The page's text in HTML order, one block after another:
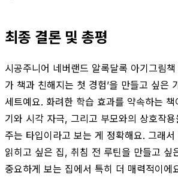
최종 결론 및 총평
시공주니어 네버랜드 알록달록 아기그림책
가 책과 친해지는 첫 경험’을 만들고 싶은
세트예요. 화려한 학습 효과를 약속하는 책
기와 시각 자극, 그리고 부모와의 상호작
주는 타입이라고 보는 게 정확해요. 그래서
읽히고 싶은 집, 취침 전 루틴을 만들고 싶
중요하게 보는 집에서 특히 더 매력적이에